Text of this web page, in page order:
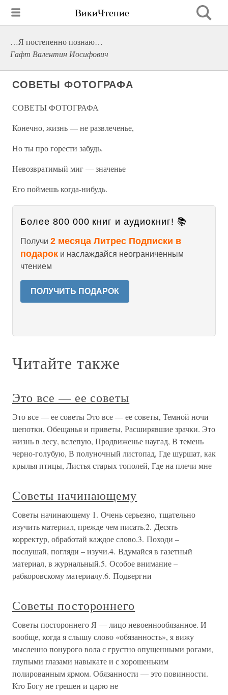
ВикиЧтение
…Я постепенно познаю…
Гафт Валентин Иосифович
СОВЕТЫ ФОТОГРАФА
СОВЕТЫ ФОТОГРАФА
Конечно, жизнь — не развлеченье,
Но ты про горести забудь.
Невозвратимый миг — значенье
Его поймешь когда-нибудь.
Более 800 000 книг и аудиокниг! 📚
Получи 2 месяца Литрес Подписки в
подарок и наслаждайся неограниченным
чтением
ПОЛУЧИТЬ ПОДАРОК
Читайте также
Это все — ее советы
Это все — ее советы Это все — ее советы, Темной ночи
шепотки, Обещанья и приветы, Расширявшие зрачки. Это
жизнь в лесу, вслепую, Продвиженье наугад, В темень
черно-голубую, В полуночный листопад, Где шуршат, как
крылья птицы, Листья старых тополей, Где на плечи мне
Советы начинающему
Советы начинающему 1. Очень серьезно, тщательно
изучить материал, прежде чем писать.2. Десять
корректур, обработай каждое слово.3. Походи –
послушай, погляди – изучи.4. Вдумайся в газетный
материал, в журнальный.5. Особое внимание –
рабкоровскому материалу.6. Подвергни
Советы постороннего
Советы постороннего Я — лицо невоеннообязанное. И
вообще, когда я слышу слово «обязанность», я вижу
мысленно понурого вола с грустно опущенными рогами,
глупыми глазами навыкате и с хорошеньким
полированным ярмом. Обязанности — это повинности.
Кто Богу не грешен и царю не